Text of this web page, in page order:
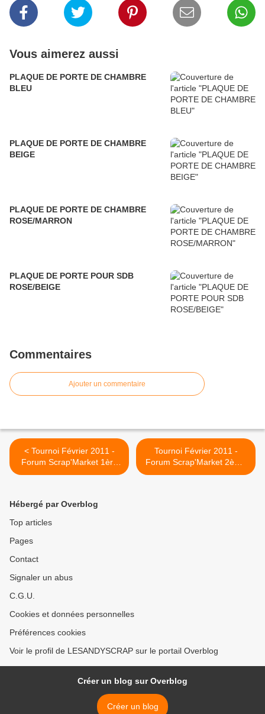
Vous aimerez aussi
PLAQUE DE PORTE DE CHAMBRE
BLEU
PLAQUE DE PORTE DE CHAMBRE
BEIGE
PLAQUE DE PORTE DE CHAMBRE
ROSE/MARRON
PLAQUE DE PORTE POUR SDB
ROSE/BEIGE
Commentaires
Ajouter un commentaire
< Tournoi Février 2011 -
Forum Scrap'Market 1ère
épreuve
Tournoi Février 2011 -
Forum Scrap'Market 2ème
épreuve >
Hébergé par Overblog
Top articles
Pages
Contact
Signaler un abus
C.G.U.
Cookies et données personnelles
Préférences cookies
Voir le profil de LESANDYSCRAP sur le portail Overblog
Créer un blog sur Overblog
Créer un blog